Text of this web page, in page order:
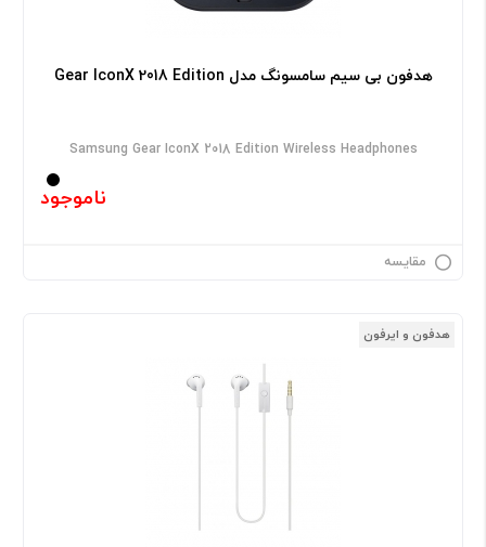
هدفون بی سیم سامسونگ مدل Gear IconX 2018 Edition
Samsung Gear IconX 2018 Edition Wireless Headphones
ناموجود
مقایسه
هدفون و ایرفون